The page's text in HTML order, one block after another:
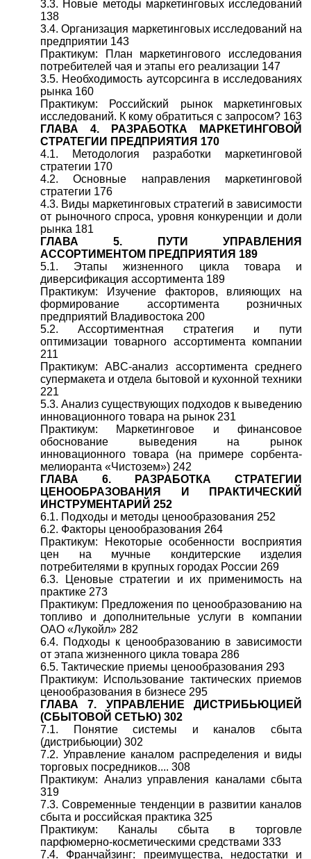
3.3. Новые методы маркетинговых исследований
138
3.4. Организация маркетинговых исследований на
предприятии 143
Практикум: План маркетингового исследования
потребителей чая и этапы его реализации 147
3.5. Необходимость аутсорсинга в исследованиях
рынка 160
Практикум: Российский рынок маркетинговых
исследований. К кому обратиться с запросом? 163
ГЛАВА 4. РАЗРАБОТКА МАРКЕТИНГОВОЙ
СТРАТЕГИИ ПРЕДПРИЯТИЯ 170
4.1. Методология разработки маркетинговой
стратегии 170
4.2. Основные направления маркетинговой
стратегии 176
4.3. Виды маркетинговых стратегий в зависимости
от рыночного спроса, уровня конкуренции и доли
рынка 181
ГЛАВА 5. ПУТИ УПРАВЛЕНИЯ
АССОРТИМЕНТОМ ПРЕДПРИЯТИЯ 189
5.1. Этапы жизненного цикла товара и
диверсификация ассортимента 189
Практикум: Изучение факторов, влияющих на
формирование ассортимента розничных
предприятий Владивостока 200
5.2. Ассортиментная стратегия и пути
оптимизации товарного ассортимента компании
211
Практикум: ABC-анализ ассортимента среднего
супермакета и отдела бытовой и кухонной техники
221
5.3. Анализ существующих подходов к выведению
инновационного товара на рынок 231
Практикум: Маркетинговое и финансовое
обоснование выведения на рынок
инновационного товара (на примере сорбента-
мелиоранта «Чистозем») 242
ГЛАВА 6. РАЗРАБОТКА СТРАТЕГИИ
ЦЕНООБРАЗОВАНИЯ И ПРАКТИЧЕСКИЙ
ИНСТРУМЕНТАРИЙ 252
6.1. Подходы и методы ценообразования 252
6.2. Факторы ценообразования 264
Практикум: Некоторые особенности восприятия
цен на мучные кондитерские изделия
потребителями в крупных городах России 269
6.3. Ценовые стратегии и их применимость на
практике 273
Практикум: Предложения по ценообразованию на
топливо и дополнительные услуги в компании
ОАО «Лукойл» 282
6.4. Подходы к ценообразованию в зависимости
от этапа жизненного цикла товара 286
6.5. Тактические приемы ценообразования 293
Практикум: Использование тактических приемов
ценообразования в бизнесе 295
ГЛАВА 7. УПРАВЛЕНИЕ ДИСТРИБЬЮЦИЕЙ
(СБЫТОВОЙ СЕТЬЮ) 302
7.1. Понятие системы и каналов сбыта
(дистрибьюции) 302
7.2. Управление каналом распределения и виды
торговых посредников.... 308
Практикум: Анализ управления каналами сбыта
319
7.3. Современные тенденции в развитии каналов
сбыта и российская практика 325
Практикум: Каналы сбыта в торговле
парфюмерно-косметическими средствами 333
7.4. Франчайзинг: преимущества, недостатки и